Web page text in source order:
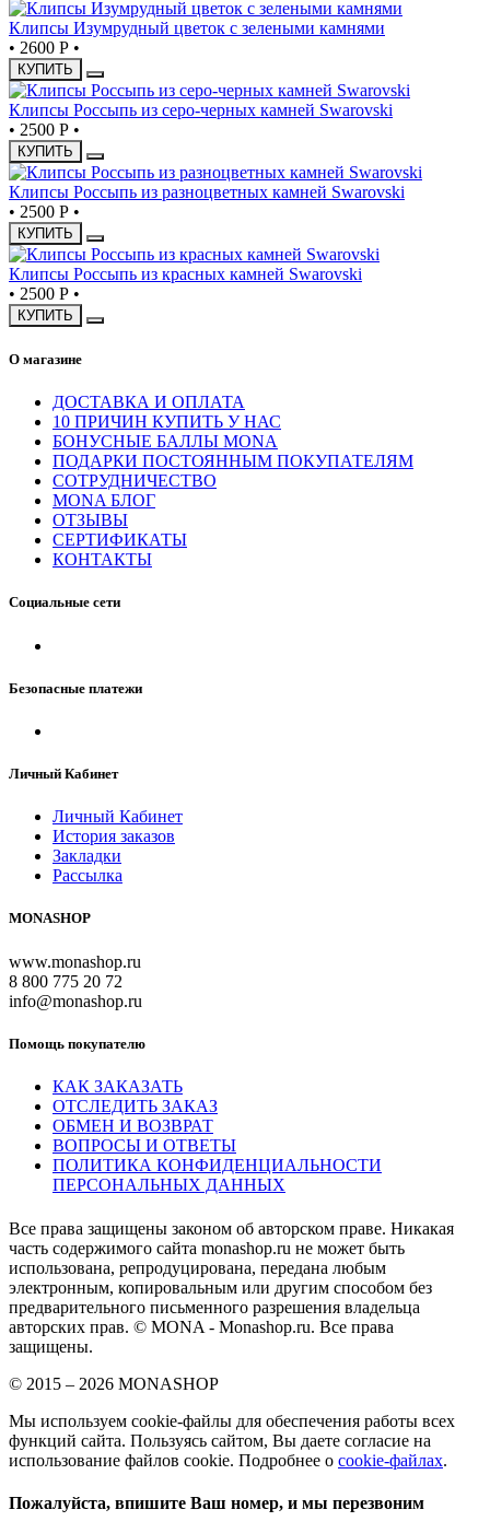
Клипсы Изумрудный цветок с зелеными камнями
• 2600 Р •
КУПИТЬ
Клипсы Россыпь из серо-черных камней Swarovski
• 2500 Р •
КУПИТЬ
Клипсы Россыпь из разноцветных камней Swarovski
• 2500 Р •
КУПИТЬ
Клипсы Россыпь из красных камней Swarovski
• 2500 Р •
КУПИТЬ
О магазине
ДОСТАВКА И ОПЛАТА
10 ПРИЧИН КУПИТЬ У НАС
БОНУСНЫЕ БАЛЛЫ MONA
ПОДАРКИ ПОСТОЯННЫМ ПОКУПАТЕЛЯМ
СОТРУДНИЧЕСТВО
MONA БЛОГ
ОТЗЫВЫ
СЕРТИФИКАТЫ
КОНТАКТЫ
Социальные сети
Безопасные платежи
Личный Кабинет
Личный Кабинет
История заказов
Закладки
Рассылка
MONASHOP
www.monashop.ru
8 800 775 20 72
info@monashop.ru
Помощь покупателю
КАК ЗАКАЗАТЬ
ОТСЛЕДИТЬ ЗАКАЗ
ОБМЕН И ВОЗВРАТ
ВОПРОСЫ И ОТВЕТЫ
ПОЛИТИКА КОНФИДЕНЦИАЛЬНОСТИ
ПЕРСОНАЛЬНЫХ ДАННЫХ
Все права защищены законом об авторском праве. Никакая
часть содержимого сайта monashop.ru не может быть
использована, репродуцирована, передана любым
электронным, копировальным или другим способом без
предварительного письменного разрешения владельца
авторских прав. © MONA - Monashop.ru. Все права
защищены.
© 2015 – 2026 MONASHOP
Мы используем cookie-файлы для обеспечения работы всех
функций сайта. Пользуясь сайтом, Вы даете согласие на
использование файлов cookie. Подробнее о cookie-файлах.
Пожалуйста, впишите Ваш номер, и мы перезвоним